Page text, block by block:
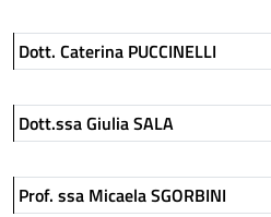
Dott. Caterina PUCCINELLI
Dott.ssa Giulia SALA
Prof. ssa Micaela SGORBINI